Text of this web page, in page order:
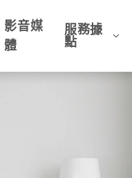
影音媒
體
服務據
點